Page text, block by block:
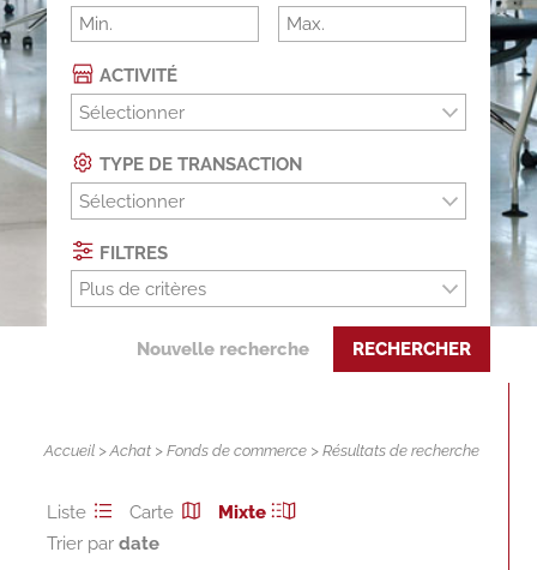
ACTIVITÉ
Sélectionner
TYPE DE TRANSACTION
Sélectionner
FILTRES
Plus de critères
Nouvelle recherche RECHERCHER
Accueil >Achat >Fonds de commerce > Résultats de recherche
Liste Carte
Mixte
Trier par